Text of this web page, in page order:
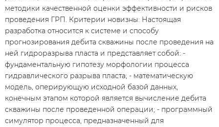
методики качественной оценки эффективности и рисков
проведения ГРП. Критерии новизны: Настоящая
разработка относится к системе и способу
прогнозирования дебита скважины после проведения на
ней гидроразрыва пласта и представляет собой: -
фундаментальную гипотезу морфологии процесса
гидравлического разрыва пласта; - математическую
модель, оперирующую исходной базой данных,
конечным этапом которой является вычисление дебита
скважины после проведенной операции; - программный
симулятор процесса, предназначенный для